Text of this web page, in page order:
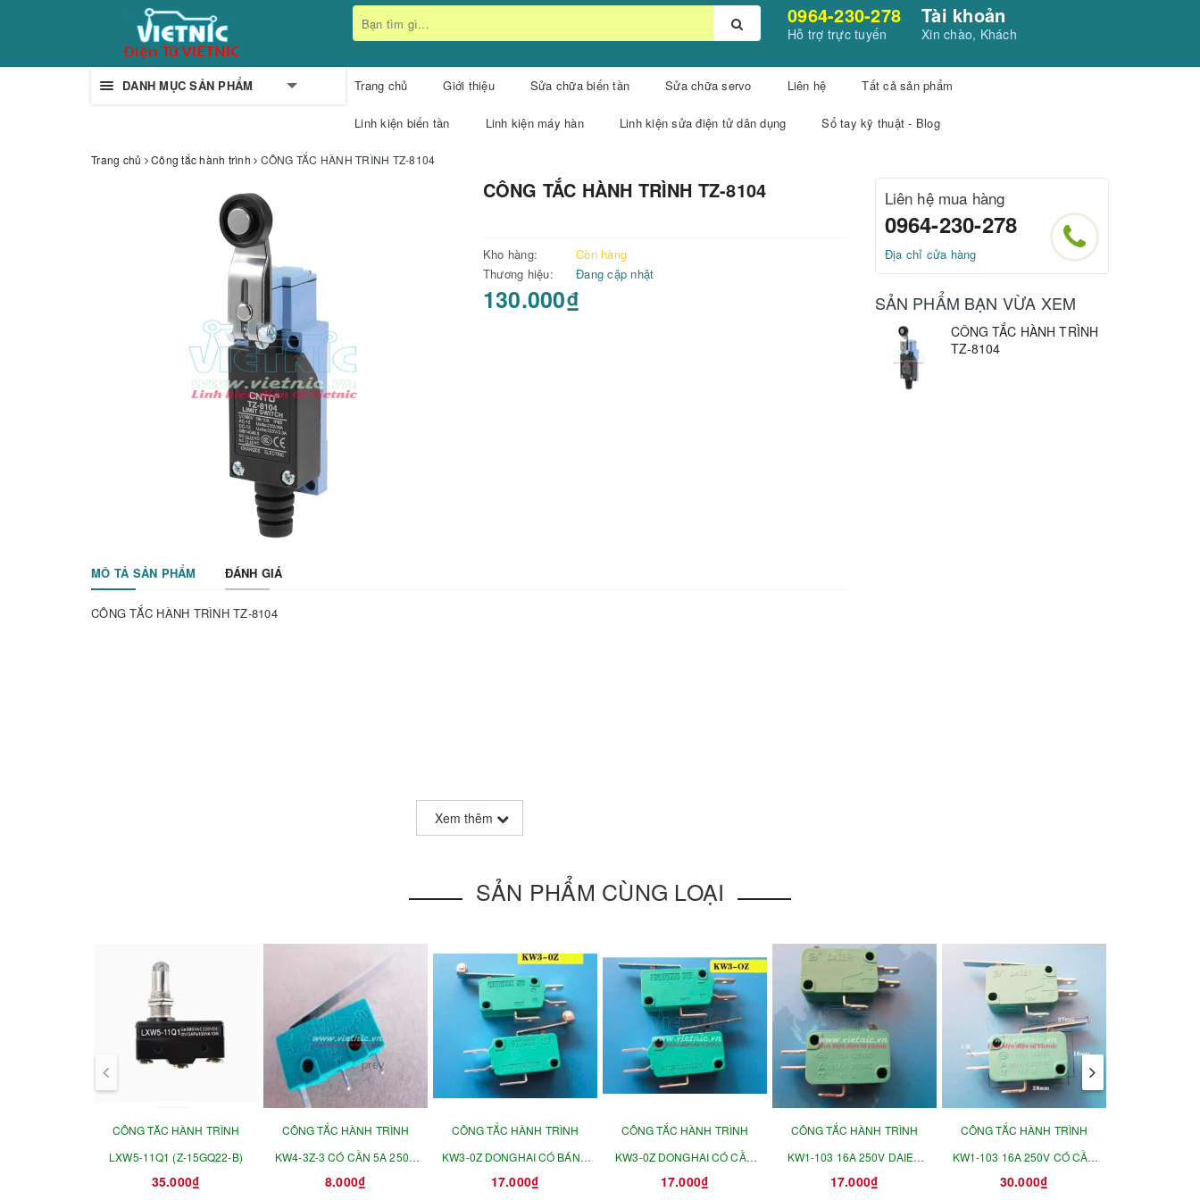
0964-230-278
Hỗ trợ trực tuyến
Tài khoản
Xin chào, Khách
DANH MỤC SẢN PHẨM Trang chủ Giới thiệu Sửa chữa biến tần Sửa chữa servo Liên hệ Tất cả sản phẩm
Linh kiện biến tần Linh kiện máy hàn Linh kiện sửa điện tử dân dụng Sổ tay kỹ thuật - Blog
Trang chủ Công tắc hành trình CÔNG TẮC HÀNH TRÌNH TZ-8104
CÔNG TẮC HÀNH TRÌNH TZ-8104
Kho hàng:
Còn hàng
Thương hiệu:
Đang cập nhật
130.000₫
MÔ TẢ SẢN PHẨM ĐÁNH GIÁ
CÔNG TẮC HÀNH TRÌNH TZ-8104
Xem thêm
Liên hệ mua hàng
0964-230-278
Địa chỉ cửa hàng
SẢN PHẨM BẠN VỪA XEM
CÔNG TẮC HÀNH TRÌNH
TZ-8104
SẢN PHẨM CÙNG LOẠI
CÔNG TĂC HÀNH TRÌNH
LXW5-11Q1 (Z-15GQ22-B)
35.000₫
CÔNG TẮC HÀNH TRÌNH
KW4-3Z-3 CÓ CẦN 5A 250V
tiếp điểm bạc Donghai
8.000₫
CÔNG TẮC HÀNH TRÌNH
KW3-0Z DONGHAI CÓ BÁNH
XE TIẾP ĐIỂM BẠC 16A-
17.000₫
CÔNG TẮC HÀNH TRÌNH
KW3-0Z DONGHAI CÓ CẦN
27MM TIẾP ĐIỂM BẠC 16A-
17.000₫
CÔNG TẮC HÀNH TRÌNH
KW1-103 16A 250V DAIER
LOẠI TỐT
17.000₫
CÔNG TẮC HÀNH TRÌNH
KW1-103 16A 250V CÓ CẦN
DAIER TIẾP ĐIỂM BẠC XANH
30.000₫
prev